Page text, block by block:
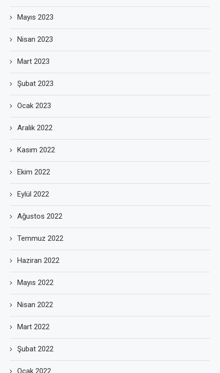
Mayıs 2023
Nisan 2023
Mart 2023
Şubat 2023
Ocak 2023
Aralık 2022
Kasım 2022
Ekim 2022
Eylül 2022
Ağustos 2022
Temmuz 2022
Haziran 2022
Mayıs 2022
Nisan 2022
Mart 2022
Şubat 2022
Ocak 2022